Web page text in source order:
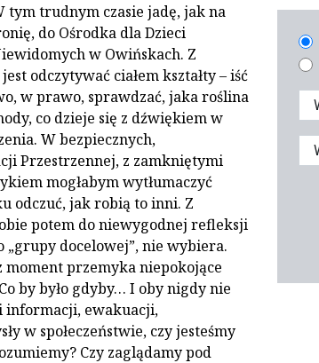
tym trudnym czasie jadę, jak na
do Ośrodka dla Dzieci
w Owińskach. Z
odczytywać ciałem kształty – iść
w prawo, sprawdzać, jaka roślina
co dzieje się z dźwiękiem w
W bezpiecznych,
Przestrzennej, z zamkniętymi
mogłabym wytłumaczyć
odczuć, jak robią to inni. Z
potem do niewygodnej refleksji
„grupy docelowej”, nie wybiera.
moment przemyka niepokojące
by było gdyby… I oby nigdy nie
informacji, ewakuacji,
w społeczeństwie, czy jesteśmy
Czy zaglądamy pod